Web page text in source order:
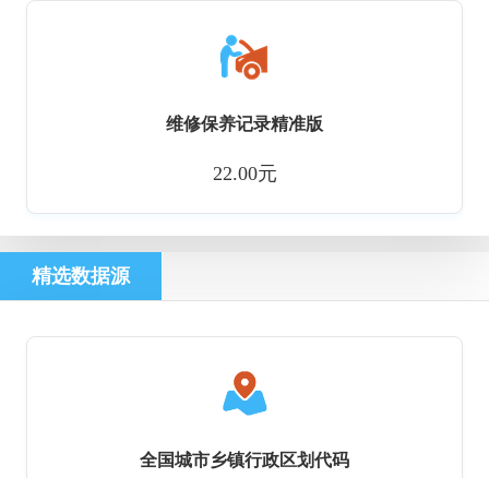
维修保养记录精准版
22.00元
精选数据源
全国城市乡镇行政区划代码